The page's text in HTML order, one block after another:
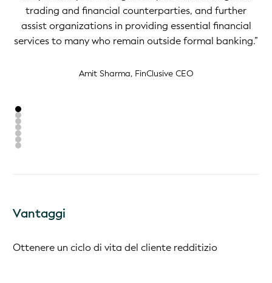
trading and financial counterparties, and further
assist organizations in providing essential financial
services to many who remain outside formal banking.”
Amit Sharma, FinClusive CEO
Vantaggi
Ottenere un ciclo di vita del cliente redditizio